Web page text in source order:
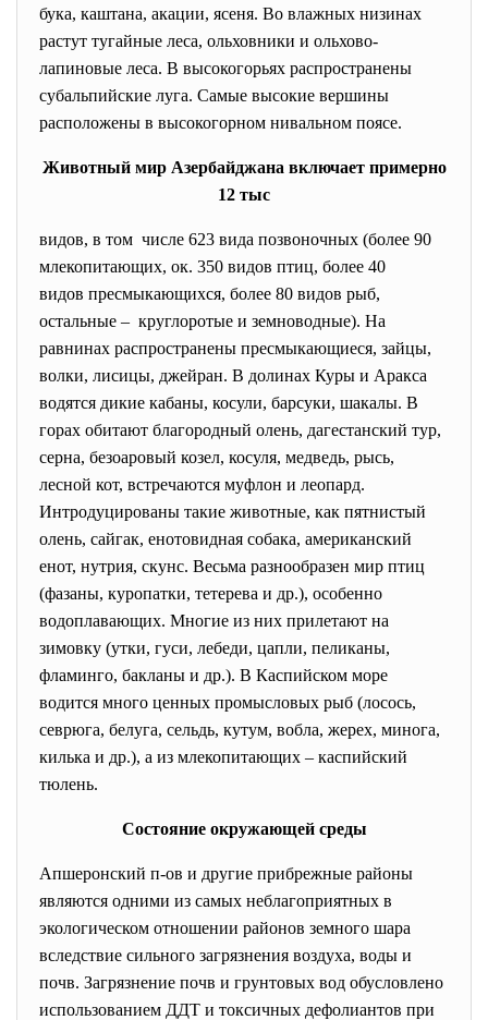
бука, каштана, акации, ясеня. Во влажных низинах
растут тугайные леса, ольховники и ольхово-
лапиновые леса. В высокогорьях распространены
субальпийские луга. Самые высокие вершины
расположены в высокогорном нивальном поясе.
Животный мир Азербайджана включает примерно
12 тыс
видов, в том числе 623 вида позвоночных (более 90
млекопитающих, ок. 350 видов птиц, более 40
видов пресмыкающихся, более 80 видов рыб,
остальные – круглоротые и земноводные). На
равнинах распространены пресмыкающиеся, зайцы,
волки, лисицы, джейран. В долинах Куры и Аракса
водятся дикие кабаны, косули, барсуки, шакалы. В
горах обитают благородный олень, дагестанский тур,
серна, безоаровый козел, косуля, медведь, рысь,
лесной кот, встречаются муфлон и леопард.
Интродуцированы такие животные, как пятнистый
олень, сайгак, енотовидная собака, американский
енот, нутрия, скунс. Весьма разнообразен мир птиц
(фазаны, куропатки, тетерева и др.), особенно
водоплавающих. Многие из них прилетают на
зимовку (утки, гуси, лебеди, цапли, пеликаны,
фламинго, бакланы и др.). В Каспийском море
водится много ценных промысловых рыб (лосось,
севрюга, белуга, сельдь, кутум, вобла, жерех, минога,
килька и др.), а из млекопитающих – каспийский
тюлень.
Состояние окружающей среды
Апшеронский п-ов и другие прибрежные районы
являются одними из самых неблагоприятных в
экологическом отношении районов земного шара
вследствие сильного загрязнения воздуха, воды и
почв. Загрязнение почв и грунтовых вод обусловлено
использованием ДДТ и токсичных дефолиантов при